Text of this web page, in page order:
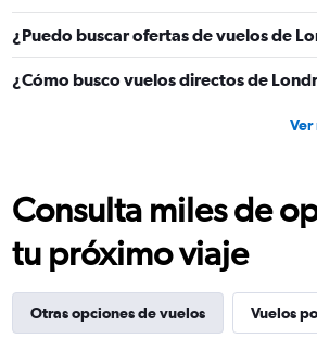
¿Puedo buscar ofertas de vuelos de
¿Cómo busco vuelos directos de
Consulta miles de
tu próximo viaje
Otras opciones de vuelos Vuelos